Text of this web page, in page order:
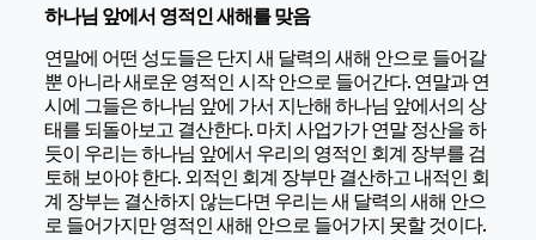
하나님 앞에서 영적인 새해를 맞음
연말에 어떤 성도들은 단지 새 달력의 새해 안으로 들어갈
뿐 아니라 새로운 영적인 시작 안으로 들어간다. 연말과 연
시에 그들은 하나님 앞에 가서 지난해 하나님 앞에서의 상
태를 되돌아보고 결산한다. 마치 사업가가 연말 정산을 하
듯이 우리는 하나님 앞에서 우리의 영적인 회계 장부를 검
토해 보아야 한다. 외적인 회계 장부만 결산하고 내적인 회
계 장부는 결산하지 않는다면 우리는 새 달력의 새해 안으
로 들어가지만 영적인 새해 안으로 들어가지 못할 것이다.